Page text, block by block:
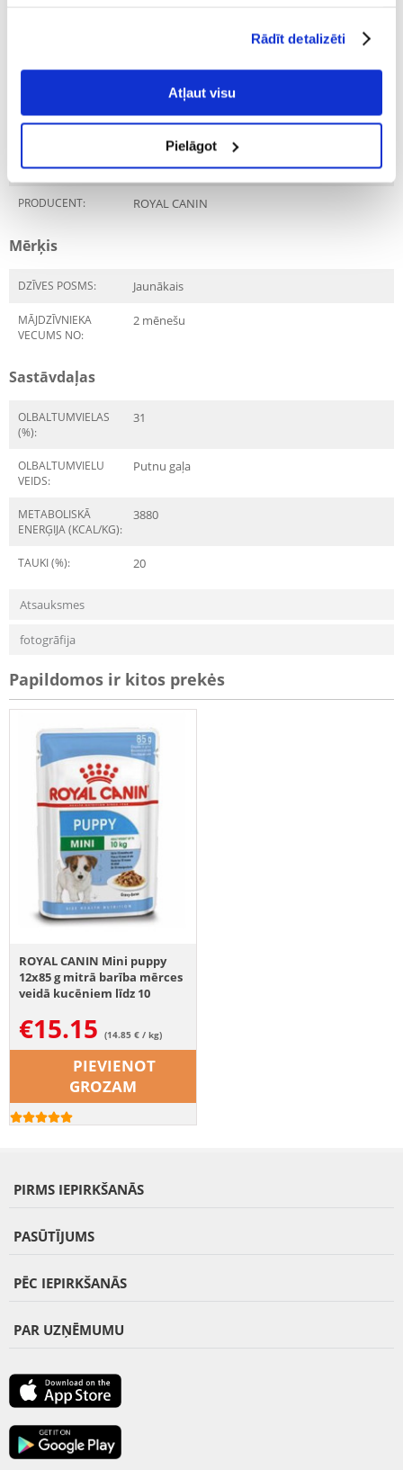
Rādīt detalizēti
Atļaut visu
Pielāgot
IEPAKOJUMA SVARS
2
MĀJDZĪVNIEKA
Mazās šķirnes
PRODUKTU LĪNIJA: Royal Canin Mini Junior
PRODUCENT: ROYAL CANIN
Mērķis
DZĪVES POSMS: Jaunākais
MĀJDZĪVNIEKA
VECUMS NO:
2 mēnešu
Sastāvdaļas
OLBALTUMVIELAS
(%):
31
OLBALTUMVIELU
VEIDS:
Putnu gaļa
METABOLISKĀ
ENERĢIJA (KCAL/KG):
3880
TAUKI (%): 20
Atsauksmes
fotogrāfija
Papildomos ir kitos prekės
ROYAL CANIN Mini puppy
12x85 g mitrā barība mērces
veidā kucēniem līdz 10
€15.15 (14.85 € / kg)
PIEVIENOT
GROZAM
PIRMS IEPIRKŠANĀS
PASŪTĪJUMS
PĒC IEPIRKŠANĀS
PAR UZŅĒMUMU